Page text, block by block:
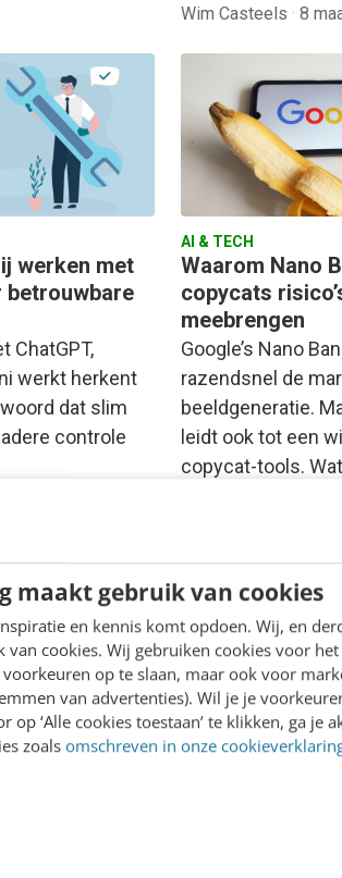
maakt gebruik van cookies
en kennis komt opdoen. Wij, en
van cookies. Wij gebruiken cookies voor
op te slaan, maar ook voor
van advertenties). Wil je je
op ‘Alle cookies toestaan’ te klikken, ga je
zoals omschreven in onze
Wim Casteels · 8
werken met
betrouwbare
ChatGPT,
werkt herkent
dat slim
controle
maanden geleden
AI & TECH
Waarom Nano
copycats
meebrengen
Google’s Nano
razendsnel de
beeldgeneratie.
leidt ook tot een
copycat-tools.
geleden